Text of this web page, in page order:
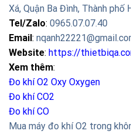
Xá, Quận Ba Đình, Thành phố
Tel/Zalo: 0965.07.07.40
Email:
Website: https://
Xem thêm:
Đo khí O2 Oxy Oxygen
Đo khí CO2
Đo khí CO
Mua máy đo khí O2 trong